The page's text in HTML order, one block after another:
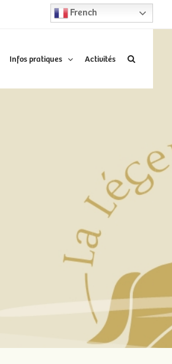
French
Infos pratiques Activités